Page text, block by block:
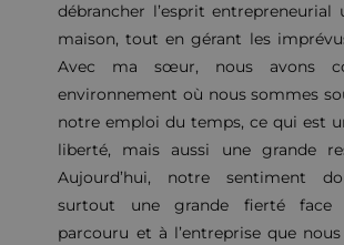
débrancher l’esprit entrepreneurial
maison, tout en gérant les
Avec ma sœur, nous avons
environnement où nous sommes
notre emploi du temps, ce qui est
liberté, mais aussi une grande
Aujourd’hui, notre sentiment
surtout une grande fierté face
parcouru et à l’entreprise que